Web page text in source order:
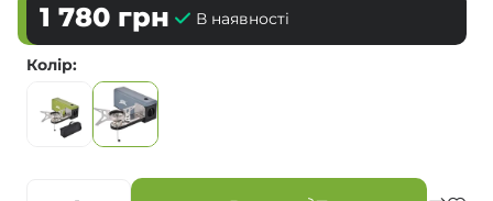
1 780 грн В наявності
Колір